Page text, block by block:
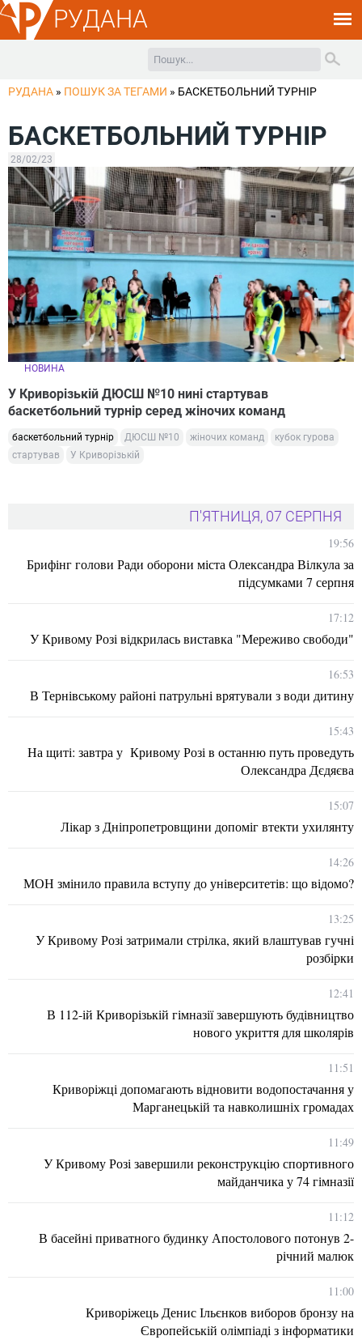
РУДАНА
РУДАНА » ПОШУК ЗА ТЕГАМИ » БАСКЕТБОЛЬНИЙ ТУРНІР
БАСКЕТБОЛЬНИЙ ТУРНІР
28/02/23
НОВИНА
У Криворізькій ДЮСШ №10 нині стартував
баскетбольний турнір серед жіночих команд
баскетбольний турнір ДЮСШ №10 жіночих команд
кубок гурова
стартував
У Криворізькій
П'ЯТНИЦЯ, 07 СЕРПНЯ
19:56
Брифінг голови Ради оборони міста Олександра Вілкула за
підсумками 7 серпня
17:12
У Кривому Розі відкрилась виставка "Мереживо свободи"
16:53
В Тернівському районі патрульні врятували з води дитину
15:43
На щиті: завтра у Кривому Розі в останню путь проведуть
Олександра Дєдяєва
15:07
Лікар з Дніпропетровщини допоміг втекти ухилянту
14:26
МОН змінило правила вступу до університетів: що відомо?
13:25
У Кривому Розі затримали стрілка, який влаштував гучні
розбірки
12:41
В 112-ій Криворізькій гімназії завершують будівництво
нового укриття для школярів
11:51
Криворіжці допомагають відновити водопостачання у
Марганецькій та навколишніх громадах
11:49
У Кривому Розі завершили реконструкцію спортивного
майданчика у 74 гімназії
11:12
В басейні приватного будинку Апостолового потонув 2-
річний малюк
11:00
Криворіжець Денис Ільєнков виборов бронзу на
Європейській олімпіаді з інформатики